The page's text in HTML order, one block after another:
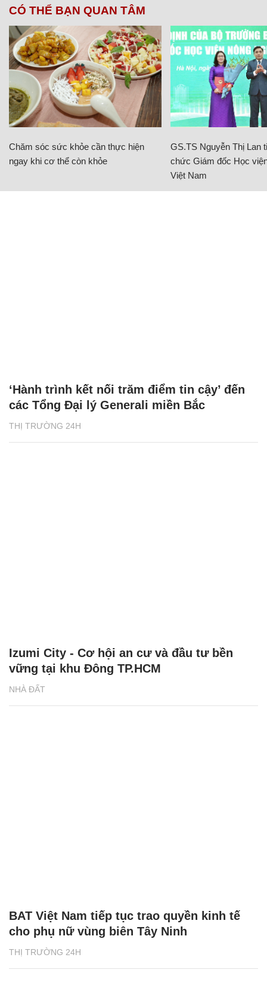
CÓ THỂ BẠN QUAN TÂM
Chăm sóc sức khỏe cần thực hiện
ngay khi cơ thể còn khỏe
GS.TS Nguyễn Thị Lan
chức Giám đốc Học
Việt Nam
THỊ TRƯỜNG 24H
‘Hành trình kết nối trăm điểm tin cậy’ đến
các Tổng Đại lý Generali miền Bắc
NHÀ ĐẤT
Izumi City - Cơ hội an cư và đầu tư bền
vững tại khu Đông TP.HCM
THỊ TRƯỜNG 24H
BAT Việt Nam tiếp tục trao quyền kinh tế
cho phụ nữ vùng biên Tây Ninh